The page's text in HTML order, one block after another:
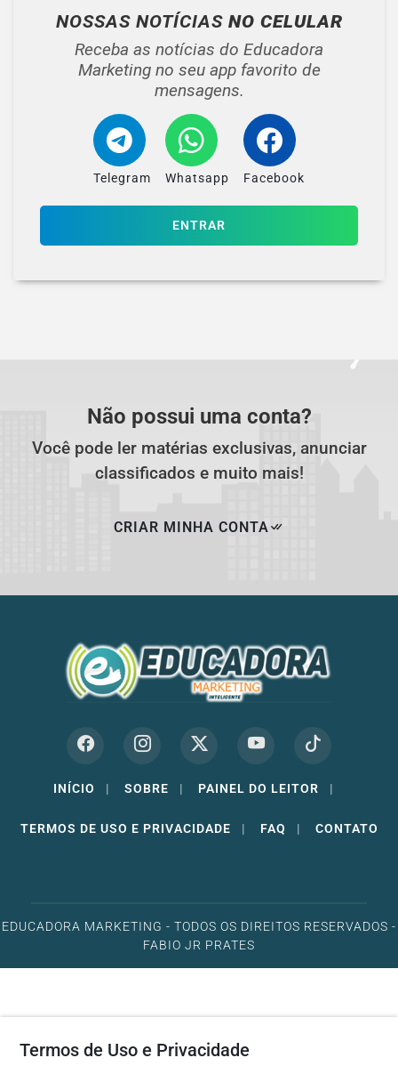
NOSSAS NOTÍCIAS NO CELULAR
Receba as notícias do Educadora
Marketing no seu app favorito de
mensagens.
Telegram Whatsapp Facebook
ENTRAR
Não possui uma conta?
Você pode ler matérias exclusivas, anunciar
classificados e muito mais!
CRIAR MINHA CONTA
INÍCIO | SOBRE | PAINEL DO LEITOR |
TERMOS DE USO E PRIVACIDADE | FAQ | CONTATO
EDUCADORA MARKETING - TODOS OS DIREITOS RESERVADOS -
FABIO JR PRATES
Termos de Uso e Privacidade